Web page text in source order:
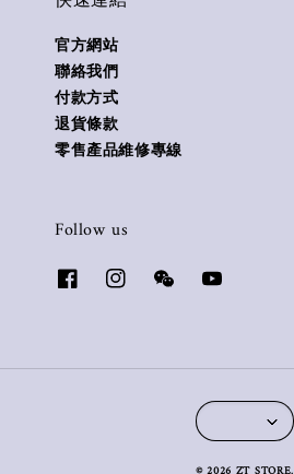
官方網站
聯絡我們
付款方式
退貨條款
零售產品維修專線
Follow us